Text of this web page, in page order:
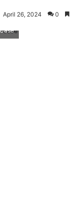
April 26, 2024 0